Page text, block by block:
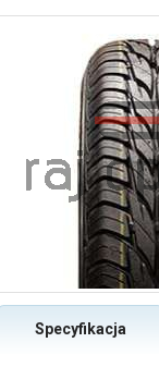
Specyfikacja